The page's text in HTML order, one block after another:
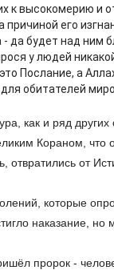
к высокомерию и
его
да будет над ним
у людей
Послание, а
обитателей
как и ряд
Кораном, что
отвратились от
которые
наказание, но
пророк -